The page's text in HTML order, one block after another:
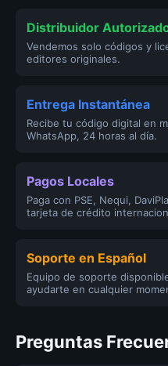
Distribuidor
Vendemos solo códigos y
editores originales.
Entrega Instantánea
Recibe tu código digital en
WhatsApp, 24 horas al día.
Pagos Locales
Paga con PSE, Nequi,
tarjeta de crédito
Soporte en Español
Equipo de soporte
ayudarte en cualquier
Preguntas